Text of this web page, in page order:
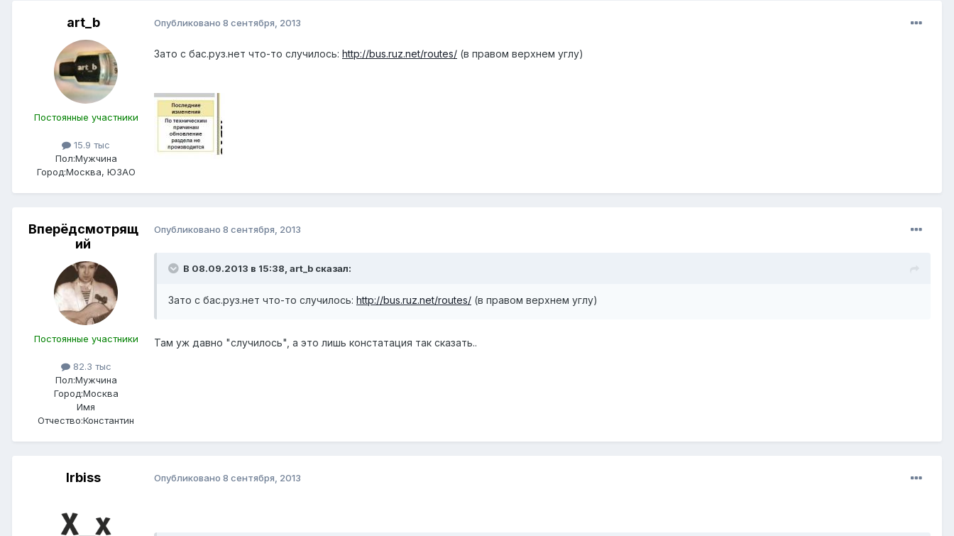
art_b
Постоянные участники
15.9 тыс
Пол:Мужчина
Город:Москва, ЮЗАО
Опубликовано 8 сентября, 2013
Зато с бас.руз.нет что-то случилось: http://bus.ruz.net/routes/ (в правом верхнем углу)
Вперёдсмотрящ
ий
Постоянные участники
82.3 тыс
Пол:Мужчина
Город:Москва
Имя
Отчество:Константин
Опубликовано 8 сентября, 2013
В 08.09.2013 в 15:38, art_b сказал:
Зато с бас.руз.нет что-то случилось: http://bus.ruz.net/routes/ (в правом верхнем углу)
Там уж давно "случилось", а это лишь констатация так сказать..
Irbiss Опубликовано 8 сентября, 2013